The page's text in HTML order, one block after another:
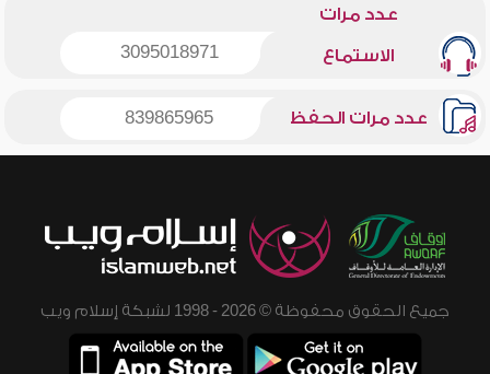
عدد مرات
الاستماع 3095018971
عدد مرات الحفظ 839865965
جميع الحقوق محفوظة © 2026 - 1998 لشبكة إسلام ويب